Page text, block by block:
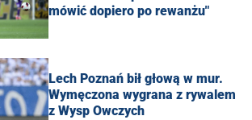
mówić dopiero po rewanżu"
Lech Poznań bił głową w mur.
Wymęczona wygrana z rywalem
z Wysp Owczych